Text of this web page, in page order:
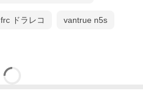
frc ドラレコ vantrue n5s